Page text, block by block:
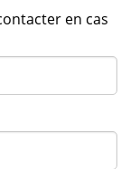
en cas